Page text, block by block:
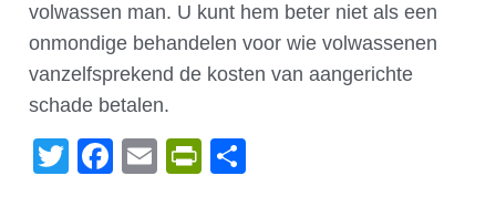
volwassen man. U kunt hem beter niet als een
onmondige behandelen voor wie volwassenen
vanzelfsprekend de kosten van aangerichte
schade betalen.
TwitterFacebook
EmailPrintFriendly